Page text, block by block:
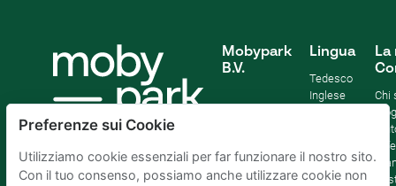
Mobypark
B.V.
Lingua
Tedesco
Inglese
Olandese
La
Chi
Blog
Preferenze sui Cookie
Utilizziamo cookie essenziali per far funzionare il nostro sito.
Con il tuo consenso, possiamo anche utilizzare cookie non